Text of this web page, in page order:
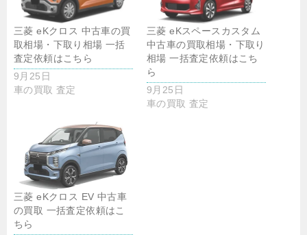
三菱 eKクロス 中古車の買
取相場・下取り相場 一括
査定依頼はこちら
9月25日
車の買取 査定
三菱 eKスペースカスタム
中古車の買取相場・下取り
相場 一括査定依頼はこち
ら
9月25日
車の買取 査定
三菱 eKクロス EV 中古車
の買取 一括査定依頼はこ
ちら